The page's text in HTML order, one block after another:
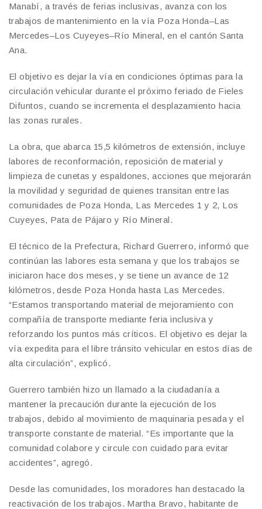
Manabí, a través de ferias inclusivas, avanza con los
trabajos de mantenimiento en la vía Poza Honda–Las
Mercedes–Los Cuyeyes–Río Mineral, en el cantón Santa
Ana.
El objetivo es dejar la vía en condiciones óptimas para la
circulación vehicular durante el próximo feriado de Fieles
Difuntos, cuando se incrementa el desplazamiento hacia
las zonas rurales.
La obra, que abarca 15,5 kilómetros de extensión, incluye
labores de reconformación, reposición de material y
limpieza de cunetas y espaldones, acciones que mejorarán
la movilidad y seguridad de quienes transitan entre las
comunidades de Poza Honda, Las Mercedes 1 y 2, Los
Cuyeyes, Pata de Pájaro y Río Mineral.
El técnico de la Prefectura, Richard Guerrero, informó que
continúan las labores esta semana y que los trabajos se
iniciaron hace dos meses, y se tiene un avance de 12
kilómetros, desde Poza Honda hasta Las Mercedes.
“Estamos transportando material de mejoramiento con
compañía de transporte mediante feria inclusiva y
reforzando los puntos más críticos. El objetivo es dejar la
vía expedita para el libre tránsito vehicular en estos días de
alta circulación”, explicó.
Guerrero también hizo un llamado a la ciudadanía a
mantener la precaución durante la ejecución de los
trabajos, debido al movimiento de maquinaria pesada y el
transporte constante de material. “Es importante que la
comunidad colabore y circule con cuidado para evitar
accidentes”, agregó.
Desde las comunidades, los moradores han destacado la
reactivación de los trabajos. Martha Bravo, habitante de